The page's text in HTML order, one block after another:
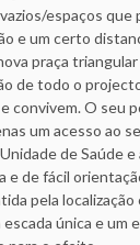
espaços que
e um certo
praça
de todo o
convivem. O seu
um acesso ao
de Saúde e
de fácil
pela
única e um